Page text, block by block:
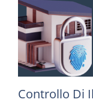
Controllo Di